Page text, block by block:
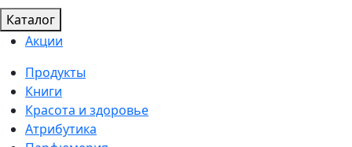
Каталог
Акции
Продукты
Книги
Красота и здоровье
Атрибутика